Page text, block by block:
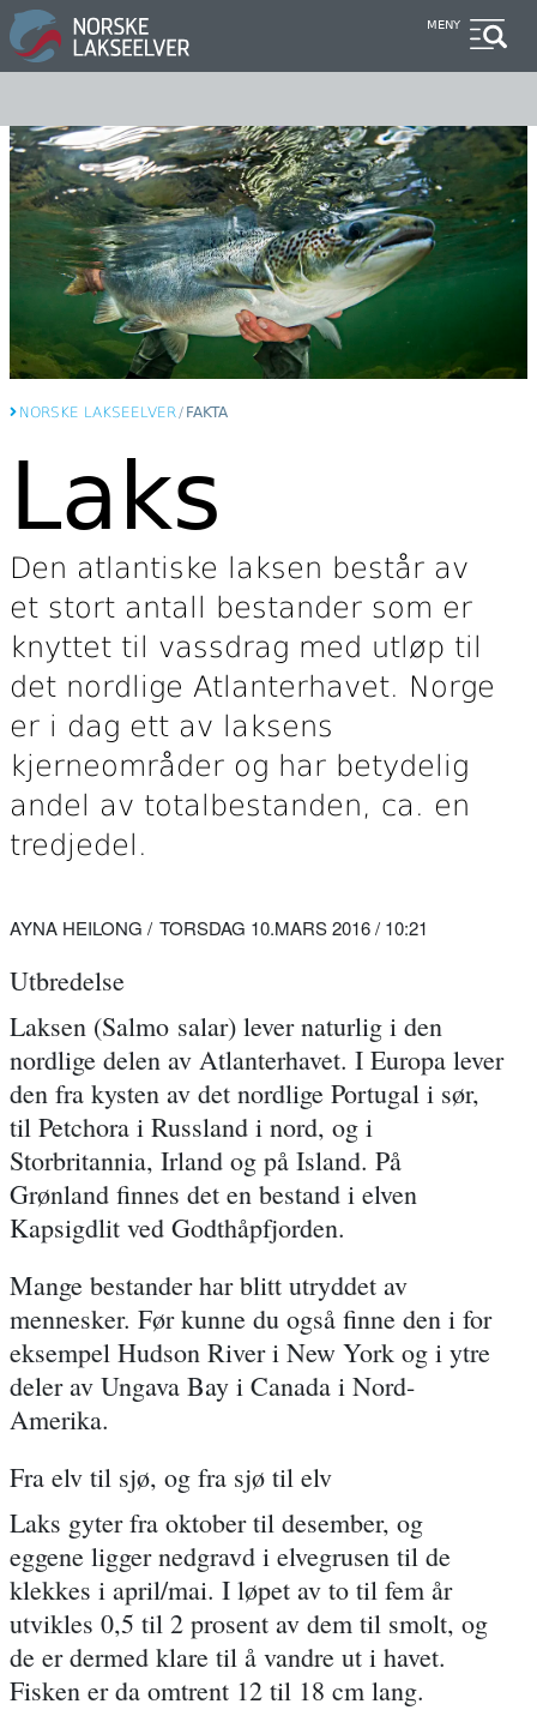
Hopp
til
hovedinnhold
MENY
NORSKE LAKSEELVER/ FAKTA
Laks
Den atlantiske laksen består av
et stort antall bestander som er
knyttet til vassdrag med utløp til
det nordlige Atlanterhavet. Norge
er i dag ett av laksens
kjerneområder og har betydelig
andel av totalbestanden, ca. en
tredjedel.
AYNA HEILONG TORSDAG 10.MARS 2016 / 10:21
Utbredelse
Laksen (Salmo salar) lever naturlig i den
nordlige delen av Atlanterhavet. I Europa lever
den fra kysten av det nordlige Portugal i sør,
til Petchora i Russland i nord, og i
Storbritannia, Irland og på Island. På
Grønland finnes det en bestand i elven
Kapsigdlit ved Godthåpfjorden.
Mange bestander har blitt utryddet av
mennesker. Før kunne du også finne den i for
eksempel Hudson River i New York og i ytre
deler av Ungava Bay i Canada i Nord-
Amerika.
Fra elv til sjø, og fra sjø til elv
Laks gyter fra oktober til desember, og
eggene ligger nedgravd i elvegrusen til de
klekkes i april/mai. I løpet av to til fem år
utvikles 0,5 til 2 prosent av dem til smolt, og
de er dermed klare til å vandre ut i havet.
Fisken er da omtrent 12 til 18 cm lang.